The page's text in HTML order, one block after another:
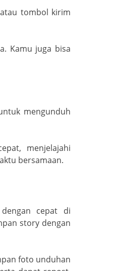
tombol kirim
Kamu juga bisa
mengunduh
menjelajahi
bersamaan.
cepat di
story dengan
foto unduhan